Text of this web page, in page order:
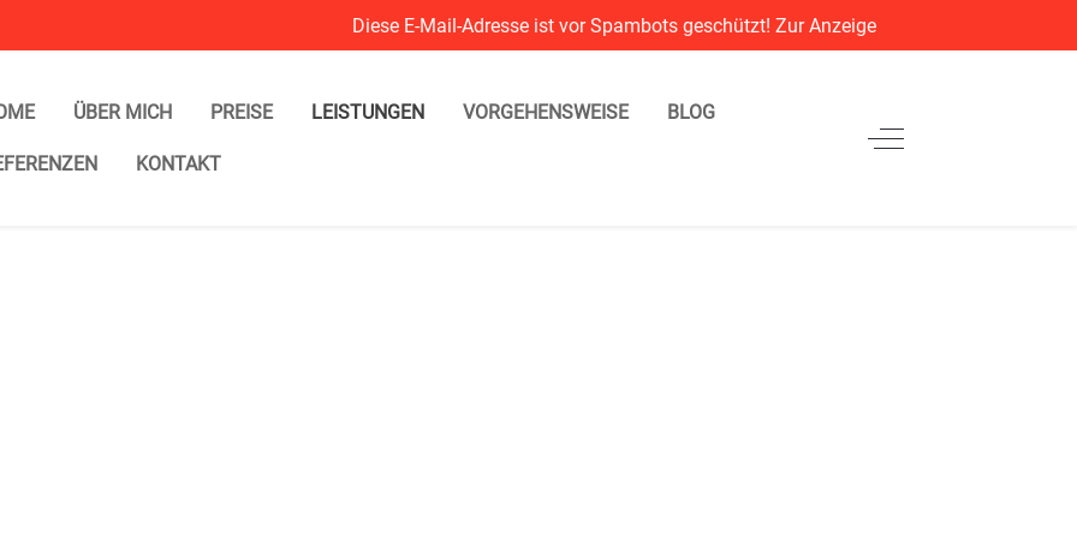
Diese E-Mail-Adresse ist vor Spambots geschützt! Zur Anzeige
muss JavaScript eingeschaltet sein.
ÜBER MICH PREISE LEISTUNGEN VORGEHENSWEISE BLOG
KONTAKT